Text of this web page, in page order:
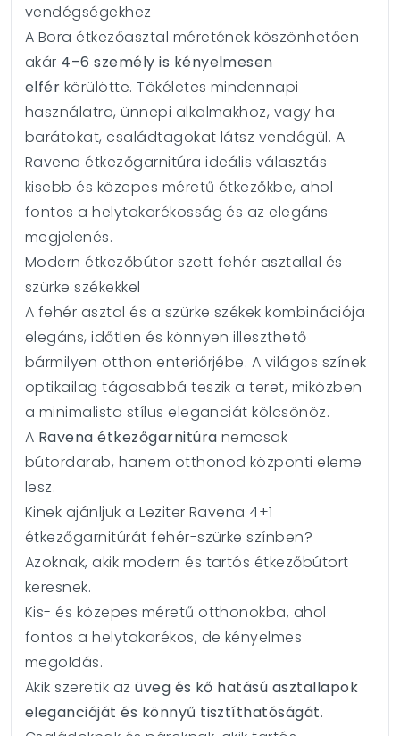
vendégségekhez
A Bora étkezőasztal méretének köszönhetően
akár 4–6 személy is kényelmesen
elfér körülötte. Tökéletes mindennapi
használatra, ünnepi alkalmakhoz, vagy ha
barátokat, családtagokat látsz vendégül. A
Ravena étkezőgarnitúra ideális választás
kisebb és közepes méretű étkezőkbe, ahol
fontos a helytakarékosság és az elegáns
megjelenés.
Modern étkezőbútor szett fehér asztallal és
szürke székekkel
A fehér asztal és a szürke székek kombinációja
elegáns, időtlen és könnyen illeszthető
bármilyen otthon enteriőrjébe. A világos színek
optikailag tágasabbá teszik a teret, miközben
a minimalista stílus eleganciát kölcsönöz.
A Ravena étkezőgarnitúra nemcsak
bútordarab, hanem otthonod központi eleme
lesz.
Kinek ajánljuk a Leziter Ravena 4+1
étkezőgarnitúrát fehér-szürke színben?
Azoknak, akik modern és tartós étkezőbútort
keresnek.
Kis- és közepes méretű otthonokba, ahol
fontos a helytakarékos, de kényelmes
megoldás.
Akik szeretik az üveg és kő hatású asztallapok
eleganciáját és könnyű tisztíthatóságát.